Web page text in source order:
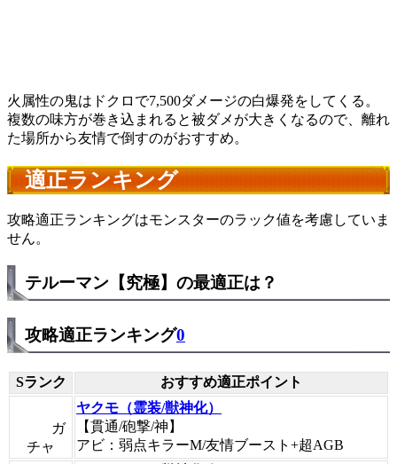
火属性の鬼はドクロで7,500ダメージの白爆発をしてくる。
複数の味方が巻き込まれると被ダメが大きくなるので、離れ
た場所から友情で倒すのがおすすめ。
適正ランキング
攻略適正ランキングはモンスターのラック値を考慮していま
せん。
テルーマン【究極】の最適正は？
攻略適正ランキング0
Sランク おすすめ適正ポイント
ガ
チャ
ヤクモ（霊装/獣神化）
【貫通/砲撃/神】
アビ：弱点キラーM/友情ブースト+超AGB